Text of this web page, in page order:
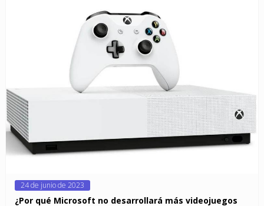
Posted
24 de junio de 2023
¿Por qué Microsoft no desarrollará más videojuegos